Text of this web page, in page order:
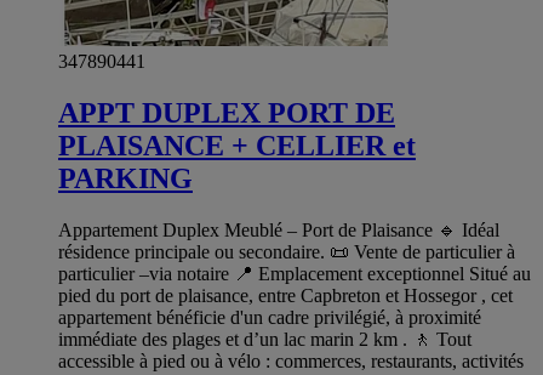
347890441
APPT DUPLEX PORT DE
PLAISANCE + CELLIER et
PARKING
Appartement Duplex Meublé – Port de Plaisance 🔹 Idéal
résidence principale ou secondaire. 📜 Vente de particulier à
particulier –via notaire 📍 Emplacement exceptionnel Situé au
pied du port de plaisance, entre Capbreton et Hossegor , cet
appartement bénéficie d'un cadre privilégié, à proximité
immédiate des plages et d’un lac marin 2 km . 🚶 Tout
accessible à pied ou à vélo : commerces, restaurants, activités